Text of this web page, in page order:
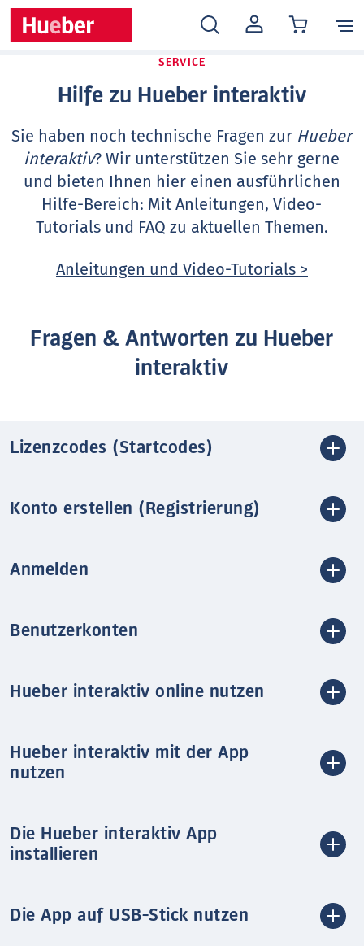
MEIN
KONTO
SERVICE
Hilfe zu Hueber interaktiv
Sie haben noch technische Fragen zur Hueber
interaktiv? Wir unterstützen Sie sehr gerne
und bieten Ihnen hier einen ausführlichen
Hilfe-Bereich: Mit Anleitungen, Video-
Tutorials und FAQ zu aktuellen Themen.
Anleitungen und Video-Tutorials >
Fragen & Antworten zu Hueber
interaktiv
Lizenzcodes (Startcodes)
Konto erstellen (Registrierung)
Anmelden
Benutzerkonten
Hueber interaktiv online nutzen
Hueber interaktiv mit der App
nutzen
Die Hueber interaktiv App
installieren
Die App auf USB-Stick nutzen